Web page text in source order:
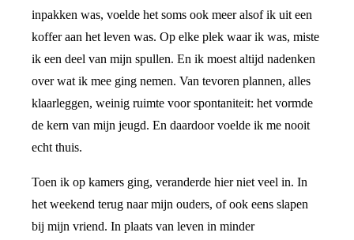
inpakken was, voelde het soms ook meer alsof ik uit een
koffer aan het leven was. Op elke plek waar ik was, miste
ik een deel van mijn spullen. En ik moest altijd nadenken
over wat ik mee ging nemen. Van tevoren plannen, alles
klaarleggen, weinig ruimte voor spontaniteit: het vormde
de kern van mijn jeugd. En daardoor voelde ik me nooit
echt thuis.
Toen ik op kamers ging, veranderde hier niet veel in. In
het weekend terug naar mijn ouders, of ook eens slapen
bij mijn vriend. In plaats van leven in minder